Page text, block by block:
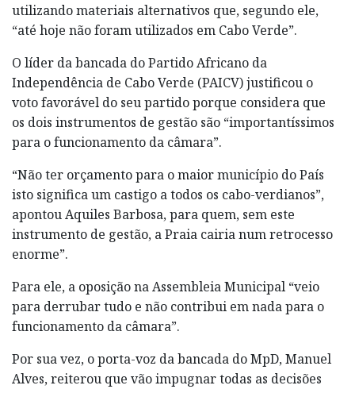
utilizando materiais alternativos que, segundo ele,
“até hoje não foram utilizados em Cabo Verde”.
O líder da bancada do Partido Africano da
Independência de Cabo Verde (PAICV) justificou o
voto favorável do seu partido porque considera que
os dois instrumentos de gestão são “importantíssimos
para o funcionamento da câmara”.
“Não ter orçamento para o maior município do País
isto significa um castigo a todos os cabo-verdianos”,
apontou Aquiles Barbosa, para quem, sem este
instrumento de gestão, a Praia cairia num retrocesso
enorme”.
Para ele, a oposição na Assembleia Municipal “veio
para derrubar tudo e não contribui em nada para o
funcionamento da câmara”.
Por sua vez, o porta-voz da bancada do MpD, Manuel
Alves, reiterou que vão impugnar todas as decisões